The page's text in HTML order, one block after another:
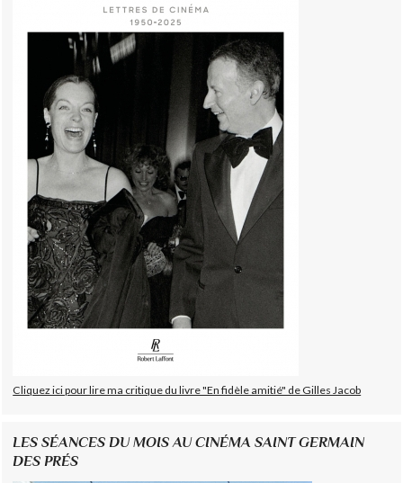
Cliquez ici pour lire ma critique du livre "En fidèle amitié" de Gilles Jacob
LES SÉANCES DU MOIS AU CINÉMA SAINT GERMAIN
DES PRÉS